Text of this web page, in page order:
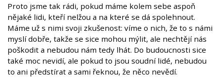
Proto jsme tak rádi, pokud máme kolem sebe aspoň
nějaké lidi, kteří nelžou a na které se dá spolehnout.
Máme už s nimi svoji zkušenost: víme o nich, že to s námi
myslí dobře, takže se sice mohou mýlit, ale nechtějí nás
poškodit a nebudou nám tedy lhát. Do budoucnosti sice
také moc nevidí, ale pokud to jsou soudní lidé, nebudou
to ani předstírat a sami řeknou, že něco nevědí.